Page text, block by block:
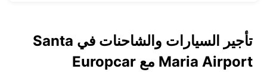
تأجير السيارات والشاحنات في Santa
Maria Airport مع Europcar